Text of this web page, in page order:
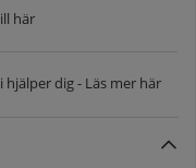
här
hjälper dig - Läs mer här